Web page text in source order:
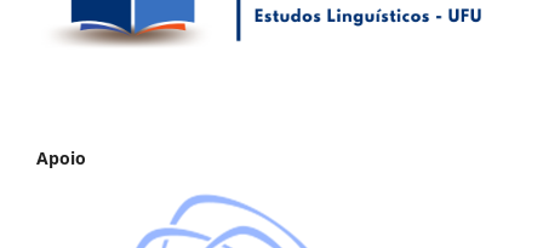
Apoio